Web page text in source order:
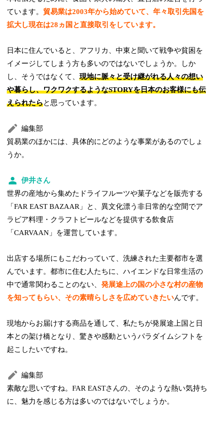
ています。 貿易業は2003年から始めていて、年々取引先国を
拡大し現在は28ヵ国と直接取引をしています。
日本に住んでいると、アフリカ、中東と聞いて戦争や貧困を
イメージしてしまう方も多いのではないでしょうか。しか
し、そうではなくて、現地に脈々と受け継がれる人々の想い
や暮らし、ワクワクするようなSTORYを日本のお客様にも伝
えられたらと思っています。
編集部
貿易業のほかには、具体的にどのような事業があるのでしょ
うか。
伊井さん
世界の産地から集めたドライフルーツや菓子などを販売する
「FAR EAST BAZAAR」と、異文化漂う非日常的な空間でア
ラビア料理・クラフトビールなどを提供する飲食店
「CARVAAN」を運営しています。
出店する場所にもこだわっていて、洗練された主要都市を選
んでいます。都市に住む人たちに、ハイエンドな日常生活の
中で通常関わることのない、発展途上の国の小さな村の産物
を知ってもらい、その素晴らしさを広めていきたいんです。
現地からお届けする商品を通して、私たちが発展途上国と日
本との架け橋となり、驚きや感動というパラダイムシフトを
起こしたいですね。
編集部
素敵な思いですね。FAR EASTさんの、そのような熱い気持ち
に、魅力を感じる方は多いのではないでしょうか。